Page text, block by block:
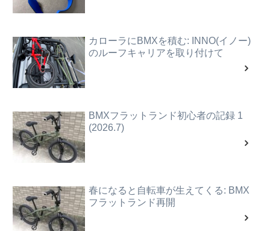
カローラにBMXを積む: INNO(イノー)
のルーフキャリアを取り付けて
BMXフラットランド初心者の記録 1
(2026.7)
春になると自転車が生えてくる: BMX
フラットランド再開